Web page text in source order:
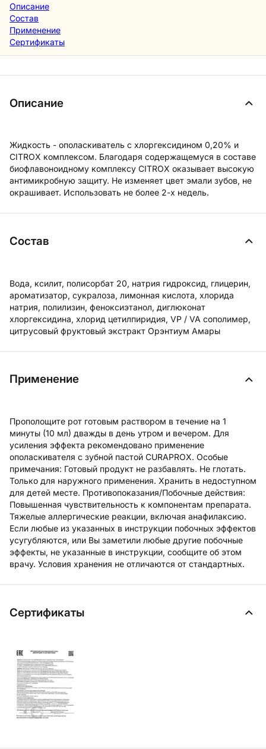
Описание
Состав
Применение
Сертификаты
Описание
Жидкость - ополаскиватель с хлоргексидином 0,20% и
CITROX комплексом. Благодаря содержащемуся в составе
биофлавоноидному комплексу CITROX оказывает высокую
антимикробную защиту. Не изменяет цвет эмали зубов, не
окрашивает. Использовать не более 2-х недель.
Состав
Вода, ксилит, полисорбат 20, натрия гидроксид, глицерин,
ароматизатор, сукралоза, лимонная кислота, хлорида
натрия, полилизин, феноксиэтанол, диглюконат
хлоргексидина, хлорид цетилпиридия, VP / VA сополимер,
цитрусовый фруктовый экстракт Орэнтиум Амары
Применение
Прополощите рот готовым раствором в течение на 1
минуты (10 мл) дважды в день утром и вечером. Для
усиления эффекта рекомендовано применение
ополаскивателя с зубной пастой CURAPROX. Особые
примечания: Готовый продукт не разбавлять. Не глотать.
Только для наружного применения. Хранить в недоступном
для детей месте. Противопоказания/Побочные действия:
Повышенная чувствительность к компонентам препарата.
Тяжелые аллергические реакции, включая анафилаксию.
Если любые из указанных в инструкции побочных эффектов
усугубляются, или Вы заметили любые другие побочные
эффекты, не указанные в инструкции, сообщите об этом
врачу. Условия хранения не отличаются от стандартных.
Сертификаты